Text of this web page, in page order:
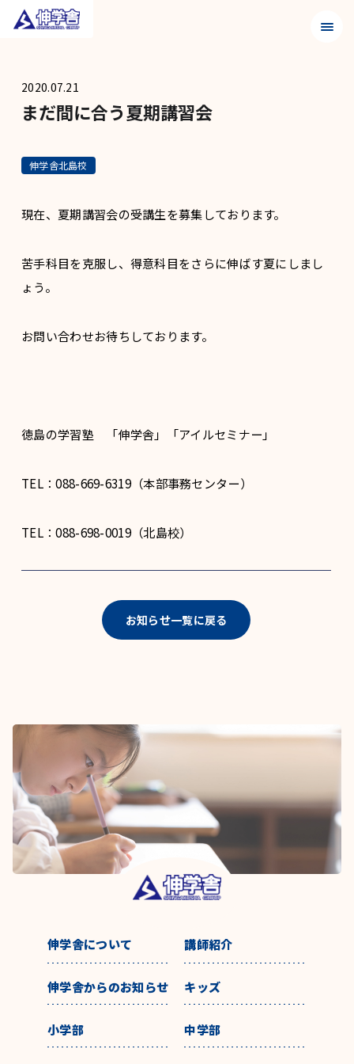
メニ
2020.07.21
まだ間に合う夏期講習会
伸学舎北島校
現在、夏期講習会の受講生を募集しております。
苦手科目を克服し、得意科目をさらに伸ばす夏にしまし
ょう。
お問い合わせお待ちしております。
徳島の学習塾 「伸学舎」「アイルセミナー」
TEL：088-669-6319（本部事務センター）
TEL：088-698-0019（北島校）
お知らせ一覧に戻る
伸学舎について 講師紹介
伸学舎からのお知らせ キッズ
小学部 中学部